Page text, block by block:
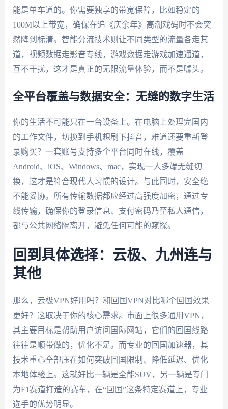
能是单车道的。你需要独享的带宽保障，比如稳定的
100M以上带宽，确保在追《庆余年》高潮戏码时不会突
然降到标清。智能分流技术则让不同类型的流量各走其
道，视频数据走影音专线，游戏数据走游戏加速通道，
互不干扰，这才是真正的无限流量体验，而不是噱头。
全平台覆盖与数据安全：无缝的数字生活
你的生活不可能只在一台设备上。在电脑上处理完国内
的工作文件，切换到手机想刷下抖音，难道还要重新登
录购买？一套账号支持多个平台同时在线，覆盖
Android、iOS、Windows、mac，实现一人多端无缝切
换，这才是符合现代人习惯的设计。与此同时，安全绝
不能妥协。所有传输数据都应经过高强度加密，通过专
线传输，确保你的登录信息、支付密码乃至私人通信，
都与公共网络隔离开，避免任何可能的窥探。
回到具体选择：云极、九州连与
其他
那么，云极VPN好用吗？和回国VPN对比哪个回国效果
更好？这取决于你的核心需求。市面上很多通用VPN，
其主要目标是帮助用户访问国际网站，它们的回国线路
往往是顺带做的，优化不足。而专业的回国加速器，其
技术重心全部压在如何突破回国限制、降低延迟、优化
本地体验上。这就好比一辆是全能SUV，另一辆是专门
为F1赛道打造的赛车，在“回国”这条特定赛道上，专业
选手的优势明显。